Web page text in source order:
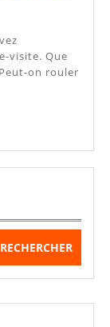
visite. Que
on rouler